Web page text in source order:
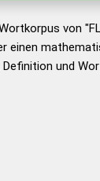
von
einen
und